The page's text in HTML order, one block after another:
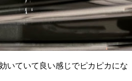
いていて良い感じでピカピカにな